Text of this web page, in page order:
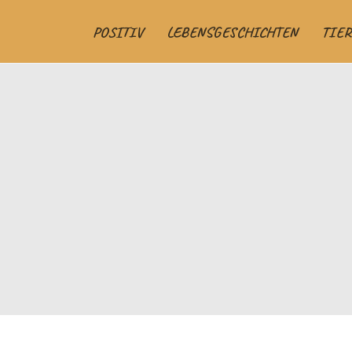
POSITIV LEBENSGESCHICHTEN